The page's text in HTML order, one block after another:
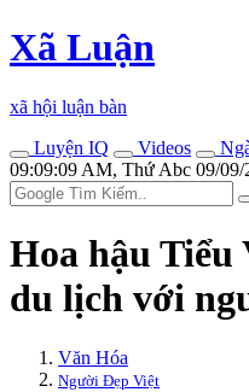
Xã Luận
xã hội luận bàn
Luyện IQ
Videos
09:09:09 AM, Thứ Abc 09/09/
Hoa hậu Tiểu
du lịch với
Văn Hóa
Người Đẹp Việt